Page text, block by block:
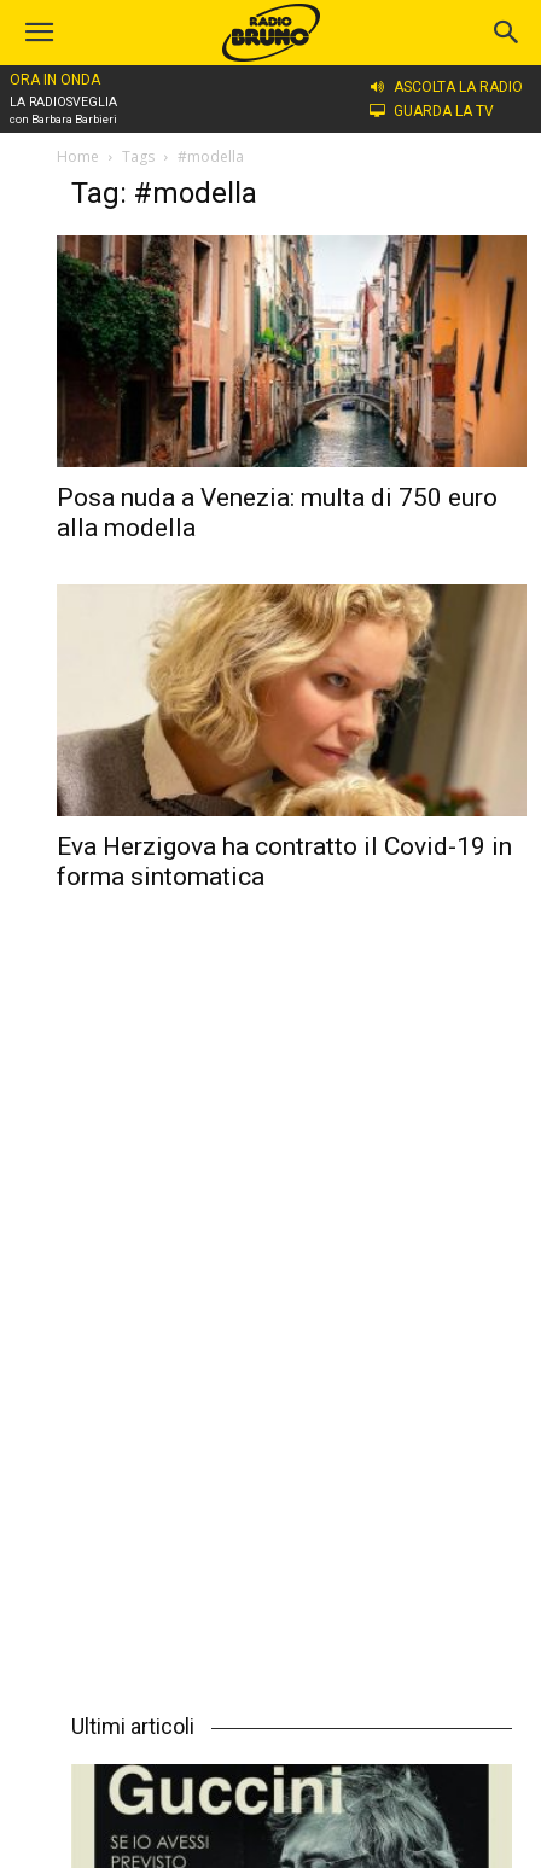
ORA IN ONDA
LA RADIOSVEGLIA
con Barbara Barbieri
ASCOLTA LA RADIO
GUARDA LA TV
Home Tags #modella
Tag: #modella
Posa nuda a Venezia: multa di 750 euro
alla modella
Eva Herzigova ha contratto il Covid-19 in
forma sintomatica
Ultimi articoli